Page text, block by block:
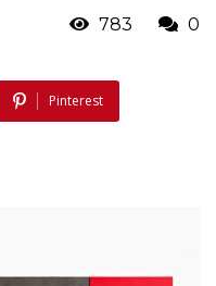
783 0
Pinterest